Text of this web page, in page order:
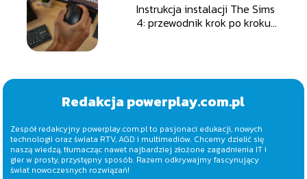
Instrukcja instalacji The Sims
4: przewodnik krok po kroku
Redakcja powerplay.com.pl
Zespół redakcyjny powerplay.com.pl to pasjonaci edukacji, nowych
technologii oraz świata RTV, AGD i multimediów. Chcemy dzielić się
naszą wiedzą, tłumacząc nawet najbardziej złożone zagadnienia IT i
gier w prosty, przystępny sposób. Razem odkrywajmy fascynujący
świat nowoczesnych rozwiązań!